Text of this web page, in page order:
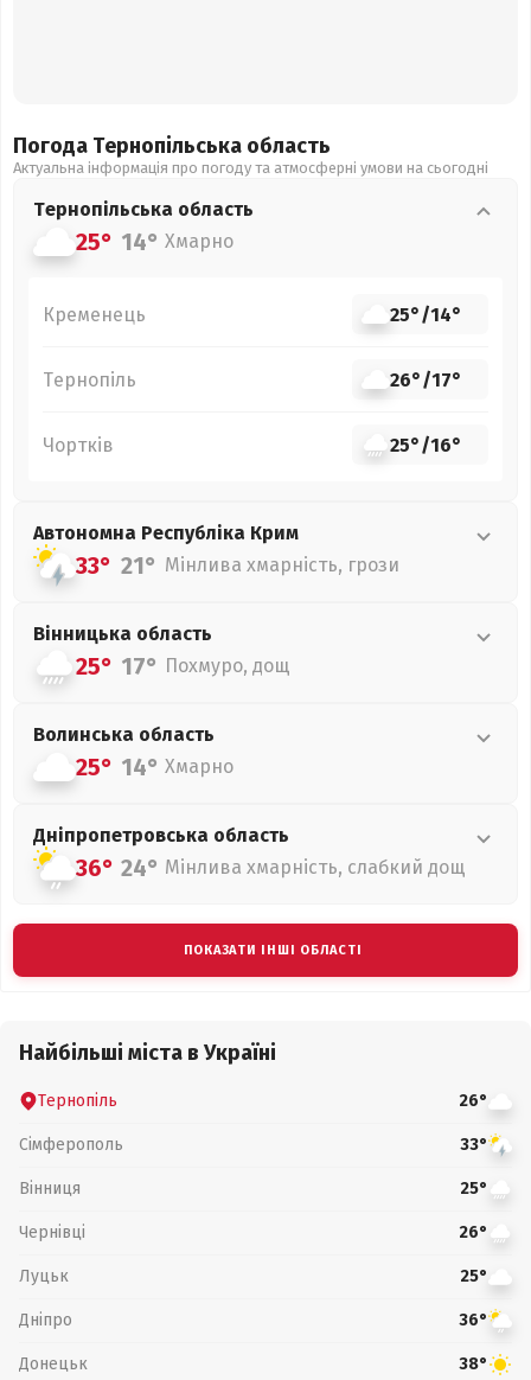
Погода Тернопільська область
Актуальна інформація про погоду та атмосферні умови на сьогодні
Тернопільська область
25° 14° Хмарно
Кременець 25°/14°
Тернопіль 26°/17°
Чортків 25°/16°
Автономна Республіка Крим
33° 21° Мінлива хмарність, грози
Вінницька область
25° 17° Похмуро, дощ
Волинська область
25° 14° Хмарно
Дніпропетровська область
36° 24° Мінлива хмарність, слабкий дощ
ПОКАЗАТИ ІНШІ ОБЛАСТІ
Найбільші міста в Україні
Тернопіль 26°
Сімферополь 33°
Вінниця 25°
Чернівці 26°
Луцьк 25°
Дніпро 36°
Донецьк 38°